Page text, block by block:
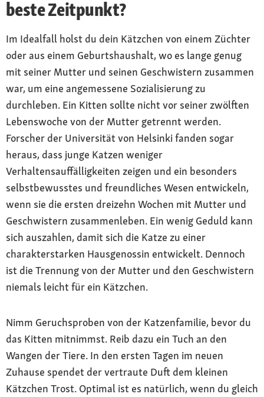
beste Zeitpunkt?
Im Idealfall holst du dein Kätzchen von einem Züchter
oder aus einem Geburtshaushalt, wo es lange genug
mit seiner Mutter und seinen Geschwistern zusammen
war, um eine angemessene Sozialisierung zu
durchleben. Ein Kitten sollte nicht vor seiner zwölften
Lebenswoche von der Mutter getrennt werden.
Forscher der Universität von Helsinki fanden sogar
heraus, dass junge Katzen weniger
Verhaltensauffälligkeiten zeigen und ein besonders
selbstbewusstes und freundliches Wesen entwickeln,
wenn sie die ersten dreizehn Wochen mit Mutter und
Geschwistern zusammenleben. Ein wenig Geduld kann
sich auszahlen, damit sich die Katze zu einer
charakterstarken Hausgenossin entwickelt. Dennoch
ist die Trennung von der Mutter und den Geschwistern
niemals leicht für ein Kätzchen.
Nimm Geruchsproben von der Katzenfamilie, bevor du
das Kitten mitnimmst. Reib dazu ein Tuch an den
Wangen der Tiere. In den ersten Tagen im neuen
Zuhause spendet der vertraute Duft dem kleinen
Kätzchen Trost. Optimal ist es natürlich, wenn du gleich